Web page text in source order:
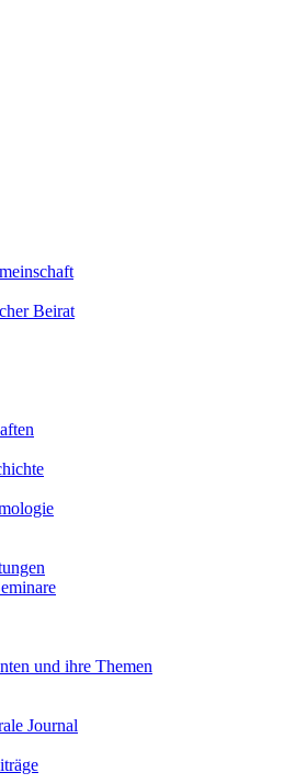
Beirat
und ihre Themen
Journal